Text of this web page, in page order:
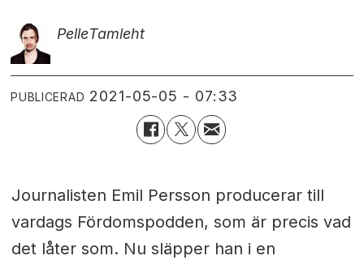
PelleTamleht
PUBLICERAD 2021-05-05 - 07:33
Journalisten Emil Persson producerar till
vardags Fördomspodden, som är precis vad
det låter som. Nu släpper han i en